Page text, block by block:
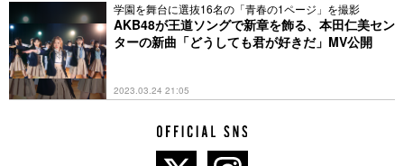
学園を舞台に選抜16名の「青春の1ページ」を撮影
AKB48が王道ソングで新章を飾る、本田仁美セン
ターの新曲「どうしても君が好きだ」MV公開
2023.03.24 21:05